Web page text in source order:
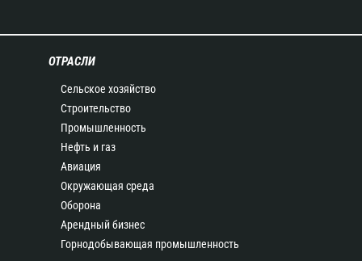
ОТРАСЛИ
Сельское хозяйство
Строительство
Промышленность
Нефть и газ
Авиация
Окружающая среда
Оборона
Арендный бизнес
Горнодобывающая промышленность